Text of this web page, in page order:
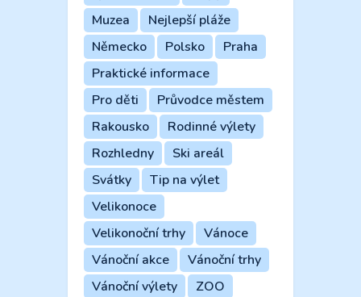
Muzea
Nejlepší pláže
Německo
Polsko
Praha
Praktické informace
Pro děti
Průvodce městem
Rakousko
Rodinné výlety
Rozhledny
Ski areál
Svátky
Tip na výlet
Velikonoce
Velikonoční trhy
Vánoce
Vánoční akce
Vánoční trhy
Vánoční výlety
ZOO